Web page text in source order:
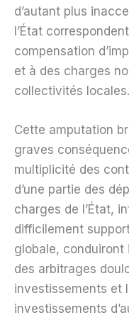
d’autant plus
l’État
compensation
et à des charges
collectivités locales.
Cette amputation
graves
multiplicité des
d’une partie des
charges de l’État,
difficilement
globale,
des arbitrages
investissements et
investissements